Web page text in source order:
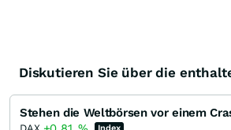
Diskutieren Sie über die
Stehen die Weltbörsen vor einem
Index